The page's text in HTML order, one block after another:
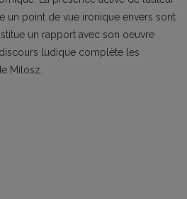
un point de vue ironique envers sont
un rapport avec son oeuvre
ludique complète les
Milosz.